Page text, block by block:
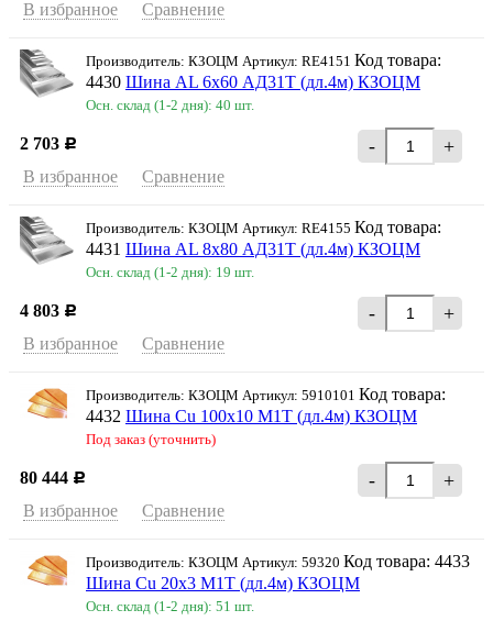
В избранное Сравнение
Производитель: КЗОЦМ Артикул: RE4151 Код товара:
4430 Шина AL 6х60 АД31Т (дл.4м) КЗОЦМ
Осн. склад (1-2 дня): 40 шт.
2 703 Р - +
В избранное Сравнение
Производитель: КЗОЦМ Артикул: RE4155 Код товара:
4431 Шина AL 8х80 АД31Т (дл.4м) КЗОЦМ
Осн. склад (1-2 дня): 19 шт.
4 803 Р - +
В избранное Сравнение
Производитель: КЗОЦМ Артикул: 5910101 Код товара:
4432 Шина Cu 100х10 М1Т (дл.4м) КЗОЦМ
Под заказ (уточнить)
80 444 Р - +
В избранное Сравнение
Производитель: КЗОЦМ Артикул: 59320 Код товара: 4433
Шина Cu 20х3 М1Т (дл.4м) КЗОЦМ
Осн. склад (1-2 дня): 51 шт.